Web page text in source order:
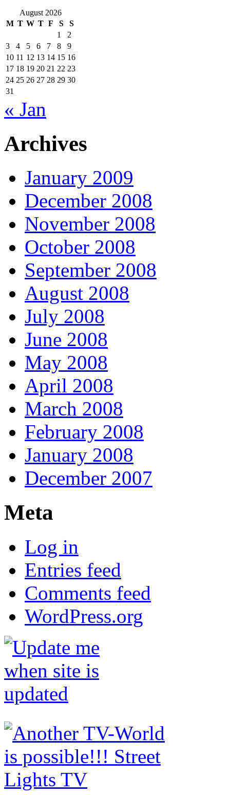
August 2026
M T W T F S
S
1
2
3
4 5 6 7 8
9
10 11 12 13 14 15 16
17 18 19 20 21 22 23
24 25 26 27 28 29 30
31
« Jan
Archives
January 2009
December 2008
November 2008
October 2008
September 2008
August 2008
July 2008
June 2008
May 2008
April 2008
March 2008
February 2008
January 2008
December 2007
Meta
Log in
Entries feed
Comments feed
WordPress.org